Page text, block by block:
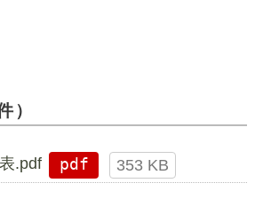
）
.pdf pdf 353 KB